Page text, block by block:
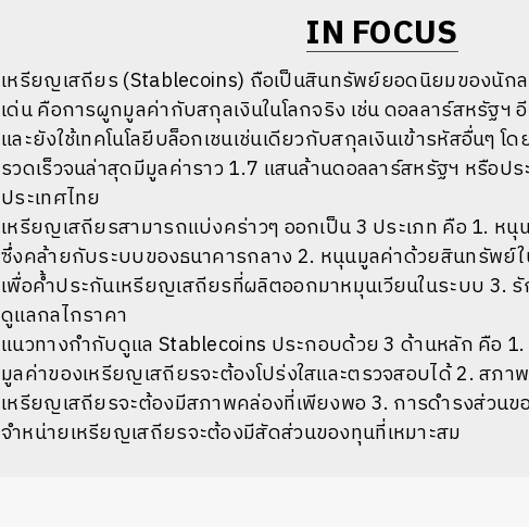
IN FOCUS
เหรียญเสถียร (Stablecoins) ถือเป็นสินทรัพย์ยอดนิยมของนักล
เด่น คือการผูกมูลค่ากับสกุลเงินในโลกจริง เช่น ดอลลาร์สหรัฐ
และยังใช้เทคโนโลยีบล็อกเชนเช่นเดียวกับสกุลเงินเข้ารหัสอื่นๆ
รวดเร็วจนล่าสุดมีมูลค่าราว 1.7 แสนล้านดอลลาร์สหรัฐฯ หรือ
ประเทศไทย
เหรียญเสถียรสามารถแบ่งคร่าวๆ ออกเป็น 3 ประเภท คือ 1. ห
ซึ่งคล้ายกับระบบของธนาคารกลาง 2. หนุนมูลค่าด้วยสินทรัพย์
เพื่อค้ำประกันเหรียญเสถียรที่ผลิตออกมาหมุนเวียนในระบบ 3.
ดูแลกลไกราคา
แนวทางกำกับดูแล Stablecoins ประกอบด้วย 3 ด้านหลัก คือ
มูลค่าของเหรียญเสถียรจะต้องโปร่งใสและตรวจสอบได้ 2. สภ
เหรียญเสถียรจะต้องมีสภาพคล่องที่เพียงพอ 3. การดำรงส่วน
จำหน่ายเหรียญเสถียรจะต้องมีสัดส่วนของทุนที่เหมาะสม